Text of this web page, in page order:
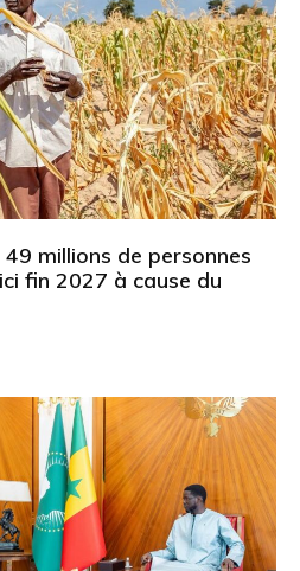
millions de personnes
fin 2027 à cause du